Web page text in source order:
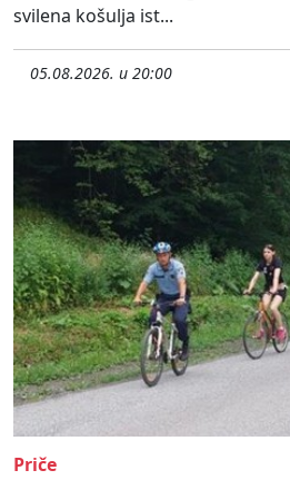
svilena košulja ist...
05.08.2026. u 20:00
Priče